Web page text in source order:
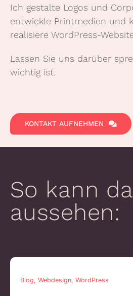
Ich gestalte Logos und
entwickle Printmedien und
realisiere WordPress-
Lassen Sie uns darüber
wichtig ist.
KONTAKT AUFNEHMEN
So kann
aussehen:
Blog, Webdesign, WordPress